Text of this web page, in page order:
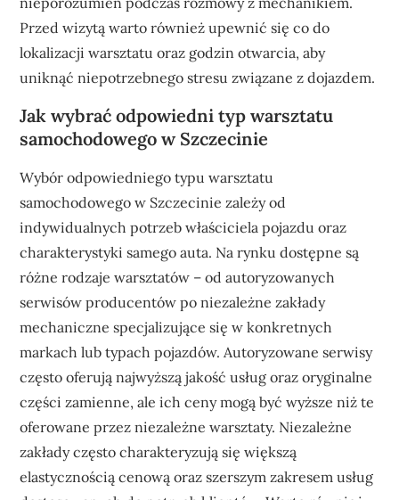
Przed wizytą warto również upewnić się co do
lokalizacji warsztatu oraz godzin otwarcia, aby
uniknąć niepotrzebnego stresu związane z dojazdem.
Jak wybrać odpowiedni typ warsztatu
samochodowego w Szczecinie
Wybór odpowiedniego typu warsztatu
samochodowego w Szczecinie zależy od
indywidualnych potrzeb właściciela pojazdu oraz
charakterystyki samego auta. Na rynku dostępne są
różne rodzaje warsztatów – od autoryzowanych
serwisów producentów po niezależne zakłady
mechaniczne specjalizujące się w konkretnych
markach lub typach pojazdów. Autoryzowane serwisy
często oferują najwyższą jakość usług oraz oryginalne
części zamienne, ale ich ceny mogą być wyższe niż te
oferowane przez niezależne warsztaty. Niezależne
zakłady często charakteryzują się większą
elastycznością cenową oraz szerszym zakresem usług